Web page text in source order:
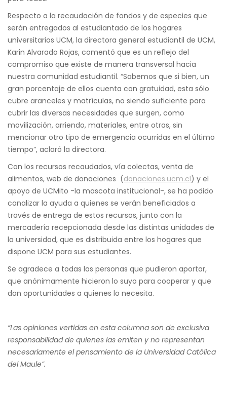
Respecto a la recaudación de fondos y de especies que
serán entregados al estudiantado de los hogares
universitarios UCM, la directora general estudiantil de UCM,
Karin Alvarado Rojas, comentó que es un reflejo del
compromiso que existe de manera transversal hacia
nuestra comunidad estudiantil. “Sabemos que si bien, un
gran porcentaje de ellos cuenta con gratuidad, esta sólo
cubre aranceles y matrículas, no siendo suficiente para
cubrir las diversas necesidades que surgen, como
movilización, arriendo, materiales, entre otras, sin
mencionar otro tipo de emergencia ocurridas en el último
tiempo”, aclaró la directora.
Con los recursos recaudados, vía colectas, venta de
alimentos, web de donaciones (donaciones.ucm.cl) y el
apoyo de UCMito -la mascota institucional-, se ha podido
canalizar la ayuda a quienes se verán beneficiados a
través de entrega de estos recursos, junto con la
mercadería recepcionada desde las distintas unidades de
la universidad, que es distribuida entre los hogares que
dispone UCM para sus estudiantes.
Se agradece a todas las personas que pudieron aportar,
que anónimamente hicieron lo suyo para cooperar y que
dan oportunidades a quienes lo necesita.
“Las opiniones vertidas en esta columna son de exclusiva
responsabilidad de quienes las emiten y no representan
necesariamente el pensamiento de la Universidad Católica
del Maule”.